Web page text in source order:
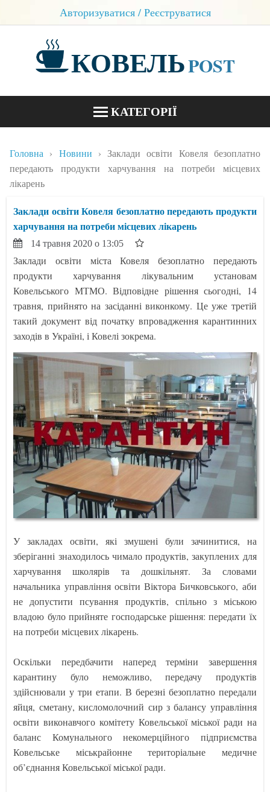
Авторизуватися / Реєструватися
КОВЕЛЬPOST
КАТЕГОРІЇ
БЛОГИ
Головна Новини
Заклади освіти Ковеля безоплатно
передають продукти харчування на потреби місцевих
лікарень
Заклади освіти Ковеля безоплатно передають продукти
харчування на потреби місцевих лікарень
14 травня 2020 о 13:05
Заклади освіти міста Ковеля безоплатно передають
продукти харчування лікувальним установам
Ковельського МТМО. Відповідне рішення сьогодні, 14
травня, прийнято на засіданні виконкому. Це уже третій
такий документ від початку впровадження карантинних
заходів в Україні, і Ковелі зокрема.
У закладах освіти, які змушені були зачинитися, на
зберіганні знаходилось чимало продуктів, закуплених для
харчування школярів та дошкільнят. За словами
начальника управління освіти Віктора Бичковського, аби
не допустити псування продуктів, спільно з міською
владою було прийняте господарське рішення: передати їх
на потреби місцевих лікарень.
Оскільки передбачити наперед терміни завершення
карантину було неможливо, передачу продуктів
здійснювали у три етапи. В березні безоплатно передали
яйця, сметану, кисломолочний сир з балансу управління
освіти виконавчого комітету Ковельської міської ради на
баланс Комунального некомерційного підприємства
Ковельське міськрайонне територіальне медичне
об’єднання Ковельської міської ради.